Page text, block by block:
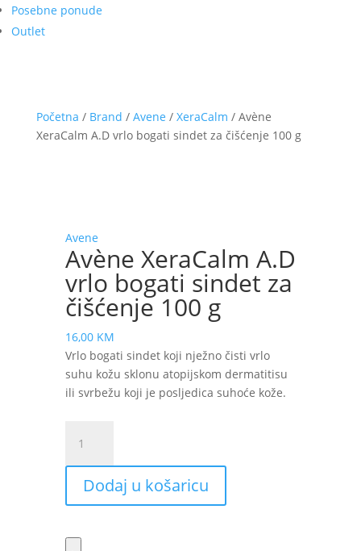
Posebne ponude
Outlet
Početna / Brand / Avene / XeraCalm / Avène
XeraCalm A.D vrlo bogati sindet za čišćenje 100 g
Avene
Avène XeraCalm A.D
vrlo bogati sindet za
čišćenje 100 g
16,00 KM
Vrlo bogati sindet koji nježno čisti vrlo
suhu kožu sklonu atopijskom dermatitisu
ili svrbežu koji je posljedica suhoće kože.
XeraCalm
A.D
bogati
za
Dodaj u košaricu